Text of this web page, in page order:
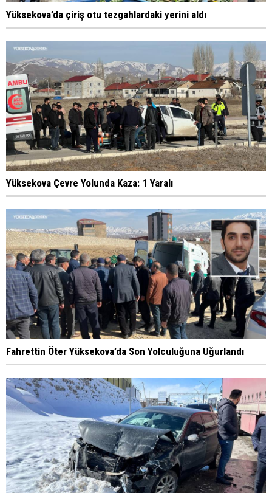
Yüksekova’da çiriş otu tezgahlardaki yerini aldı
Yüksekova Çevre Yolunda Kaza: 1 Yaralı
Fahrettin Öter Yüksekova’da Son Yolculuğuna Uğurlandı